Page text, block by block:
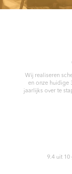
Wij realiseren
en onze huidige
jaarlijks over te
9.4uit 10